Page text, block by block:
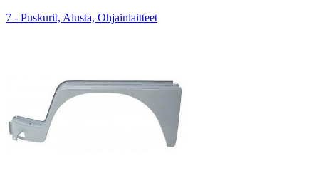
7 - Puskurit, Alusta, Ohjainlaitteet